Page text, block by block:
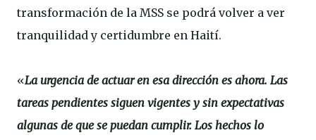
transformación de la MSS se podrá volver a ver
tranquilidad y certidumbre en Haití.
«La urgencia de actuar en esa dirección es ahora. Las
tareas pendientes siguen vigentes y sin expectativas
algunas de que se puedan cumplir. Los hechos lo